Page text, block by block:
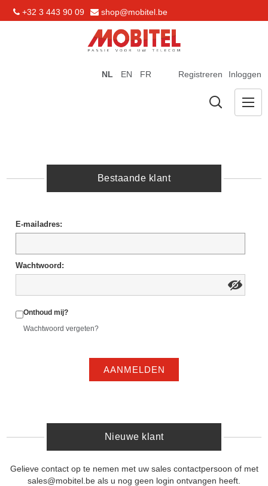
+32 3 443 90 09 shop@mobitel.be
Registreren Inloggen
NL EN FR
Bestaande klant
E-mailadres:
Wachtwoord:
Onthoud mij?
Wachtwoord vergeten?
AANMELDEN
Nieuwe klant
Gelieve contact op te nemen met uw sales contactpersoon of met
sales@mobitel.be als u nog geen login ontvangen heeft.